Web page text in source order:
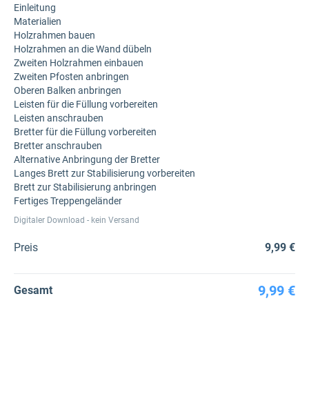
Einleitung
Materialien
Holzrahmen bauen
Holzrahmen an die Wand dübeln
Zweiten Holzrahmen einbauen
Zweiten Pfosten anbringen
Oberen Balken anbringen
Leisten für die Füllung vorbereiten
Leisten anschrauben
Bretter für die Füllung vorbereiten
Bretter anschrauben
Alternative Anbringung der Bretter
Langes Brett zur Stabilisierung vorbereiten
Brett zur Stabilisierung anbringen
Fertiges Treppengeländer
Digitaler Download - kein Versand
Preis 9,99 €
Gesamt 9,99 €